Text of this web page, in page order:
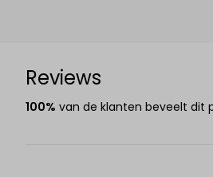
Reviews
100% van de klanten beveelt dit